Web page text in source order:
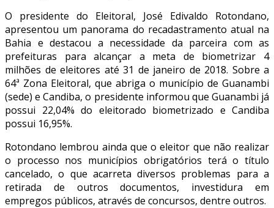
O presidente do Eleitoral, José Edivaldo Rotondano,
apresentou um panorama do recadastramento atual na
Bahia e destacou a necessidade da parceira com as
prefeituras para alcançar a meta de biometrizar 4
milhões de eleitores até 31 de janeiro de 2018. Sobre a
64ª Zona Eleitoral, que abriga o município de Guanambi
(sede) e Candiba, o presidente informou que Guanambi já
possui 22,04% do eleitorado biometrizado e Candiba
possui 16,95%.
Rotondano lembrou ainda que o eleitor que não realizar
o processo nos municípios obrigatórios terá o título
cancelado, o que acarreta diversos problemas para a
retirada de outros documentos, investidura em
empregos públicos, através de concursos, dentre outros.